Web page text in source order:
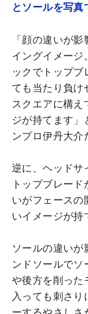
とソールを写真
「顔の違いが
イングイメージ
ックでトップ
ても当たり負け
スクエアに構え
ジが持てます」
ンプロ伊丹大介
逆に、ヘッドサ
トップブレー
いがフェースの
いイメージが持
ソールの違いが
ンドソールでソ
や後方を削った
入っても刺さ